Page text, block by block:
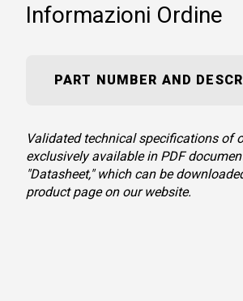
Informazioni Ordine
PART NUMBER AND
Validated technical specifications of
exclusively available in PDF
"Datasheet," which can be
product page on our website.